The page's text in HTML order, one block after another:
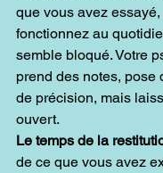
que vous avez
fonctionnez au
semble bloqué. Votre
prend des notes, pose
de précision, mais
ouvert.
Le temps de la
de ce que vous avez